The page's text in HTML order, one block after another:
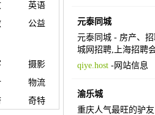
英语
公益
摄影
物流
奇特
元泰同城
元泰同城 - 房产、
城网招聘,上海招聘
qiye.host-网站信息
渝乐城
重庆人气最旺的驴